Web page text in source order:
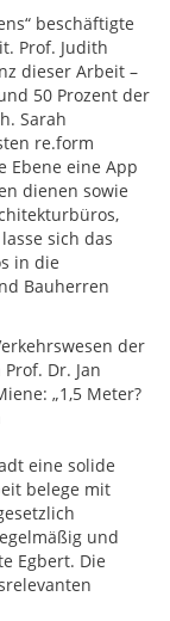
beschäftigte
Prof. Judith
dieser Arbeit –
50 Prozent der
Sarah
re.form
Ebene eine App
dienen sowie
sich das
in die
Bauherren
der
Dr. Jan
„1,5 Meter?
eine solide
belege mit
und
Egbert. Die